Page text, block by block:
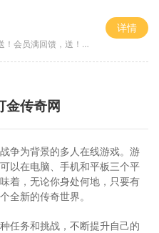
员满回馈，送！5天拿沙长
详情
金传奇网
争为背景的多人在线游戏。游
以在电脑、手机和平板三个平
着，无论你身处何地，只要有
全新的传奇世界。
任务和挑战，不断提升自己的